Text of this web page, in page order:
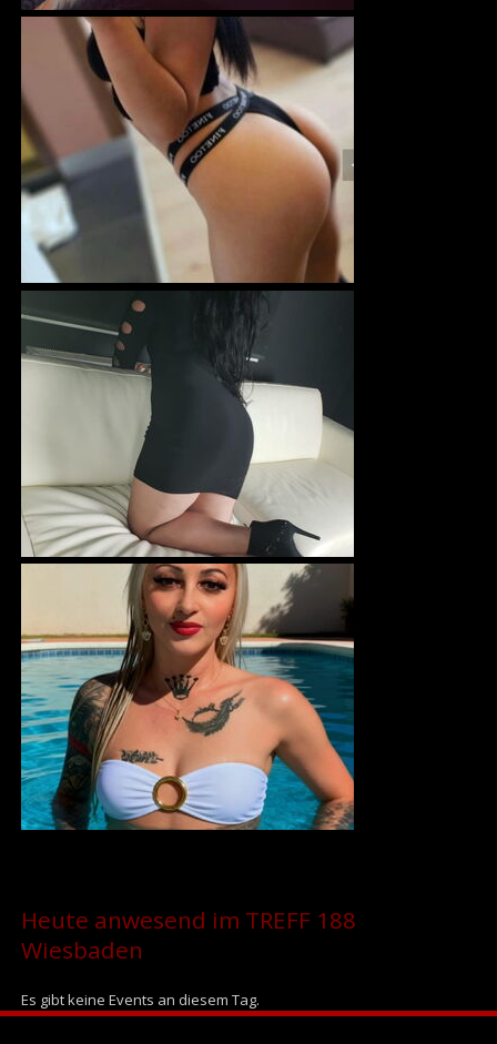
Heute anwesend im TREFF 188
Wiesbaden
Es gibt keine Events an diesem Tag.